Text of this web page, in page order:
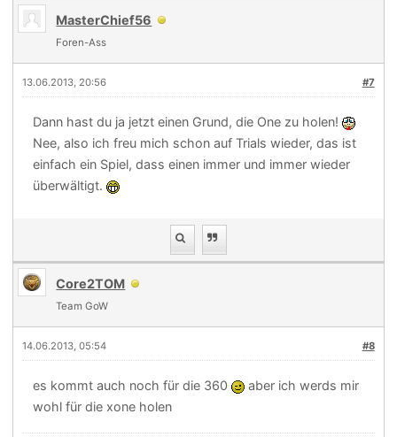
MasterChief56
Foren-Ass
#7
13.06.2013, 20:56
Dann hast du ja jetzt einen Grund, die One zu holen!
Nee, also ich freu mich schon auf Trials wieder, das ist
einfach ein Spiel, dass einen immer und immer wieder
überwältigt.
Core2TOM
Team GoW
#8
14.06.2013, 05:54
es kommt auch noch für die 360
aber ich werds mir
wohl für die xone holen